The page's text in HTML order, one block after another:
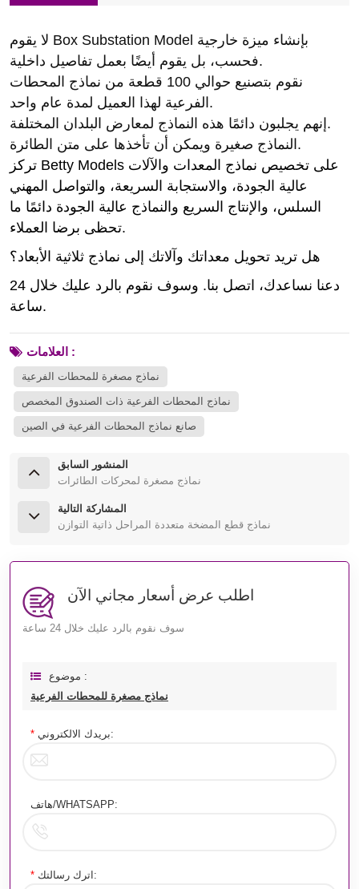
لا يقوم Box Substation Model بإنشاء ميزة خارجية
فحسب، بل يقوم أيضًا بعمل تفاصيل داخلية.
نقوم بتصنيع حوالي 100 قطعة من نماذج المحطات
الفرعية لهذا العميل لمدة عام واحد.
إنهم يجلبون دائمًا هذه النماذج لمعارض البلدان المختلفة.
النماذج صغيرة ويمكن أن تأخذها على متن الطائرة.
تركز Betty Models على تخصيص نماذج المعدات والآلات
عالية الجودة، والاستجابة السريعة، والتواصل المهني
السلس، والإنتاج السريع والنماذج عالية الجودة دائمًا ما
تحظى برضا العملاء.
هل تريد تحويل معداتك وآلاتك إلى نماذج ثلاثية الأبعاد؟
دعنا نساعدك، اتصل بنا. وسوف نقوم بالرد عليك خلال 24
ساعة.
العلامات :
نماذج مصغرة للمحطات الفرعية
نماذج المحطات الفرعية ذات الصندوق المخصص
صانع نماذج المحطات الفرعية في الصين
المنشور السابق
نماذج مصغرة لمحركات الطائرات
المشاركة التالية
نماذج قطع المضخة متعددة المراحل ذاتية التوازن
اطلب عرض أسعار مجاني الآن
سوف نقوم بالرد عليك خلال 24 ساعة
موضوع :
نماذج مصغرة للمحطات الفرعية
* بريدك الالكتروني:
هاتف/WHATSAPP:
* اترك رسالتك: